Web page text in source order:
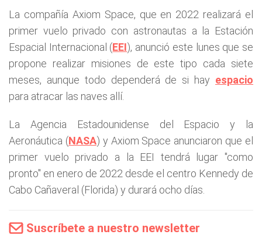
La compañía Axiom Space, que en 2022 realizará el
primer vuelo privado con astronautas a la Estación
Espacial Internacional (EEI), anunció este lunes que se
propone realizar misiones de este tipo cada siete
meses, aunque todo dependerá de si hay espacio
para atracar las naves allí.
La Agencia Estadounidense del Espacio y la
Aeronáutica (NASA) y Axiom Space anunciaron que el
primer vuelo privado a la EEI tendrá lugar "como
pronto" en enero de 2022 desde el centro Kennedy de
Cabo Cañaveral (Florida) y durará ocho días.
Suscríbete a nuestro newsletter